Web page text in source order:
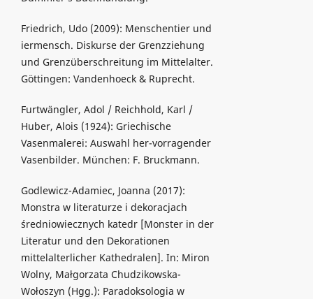
Friedrich, Udo (2009): Menschentier und
iermensch. Diskurse der Grenzziehung
und Grenzüberschreitung im Mittelalter.
Göttingen: Vandenhoeck & Ruprecht.
Furtwängler, Adol / Reichhold, Karl /
Huber, Alois (1924): Griechische
Vasenmalerei: Auswahl her-vorragender
Vasenbilder. München: F. Bruckmann.
Godlewicz-Adamiec, Joanna (2017):
Monstra w literaturze i dekoracjach
średniowiecznych katedr [Monster in der
Literatur und den Dekorationen
mittelalterlicher Kathedralen]. In: Miron
Wolny, Małgorzata Chudzikowska-
Wołoszyn (Hgg.): Paradoksologia w